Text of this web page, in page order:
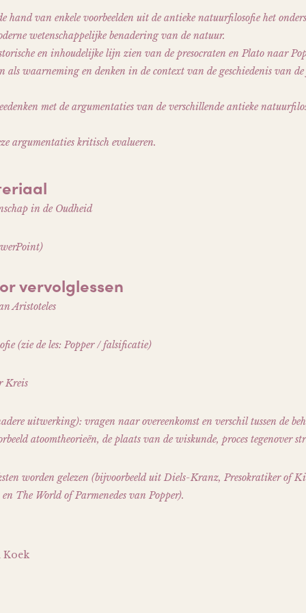
hand van enkele voorbeelden uit de antieke natuurfilosofie het
wetenschappelijke benadering van de natuur.
en inhoudelijke lijn zien van de presocraten en Plato naar
als waarneming en denken in de context van de geschiedenis van
met de argumentaties van de verschillende antieke
argumentaties kritisch evalueren.
in de Oudheid
vervolglessen
Aristoteles
(zie de les: Popper / falsificatie)
Kreis
uitwerking): vragen naar overeenkomst en verschil tussen de
atoomtheorieën, de plaats van de wiskunde, proces tegenover
worden gelezen (bijvoorbeeld uit Diels-Kranz, Presokratiker of
The World of Parmenedes van Popper).
Koek